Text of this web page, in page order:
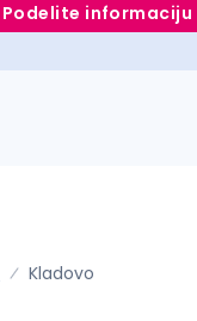
Podelite
Kladovo